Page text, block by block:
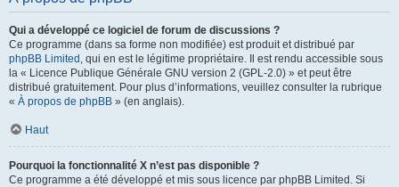
Qui a développé ce logiciel de forum de discussions ?
Ce programme (dans sa forme non modifiée) est produit et distribué par
phpBB Limited , qui en est le légitime propriétaire. Il est rendu accessible sous
la « Licence Publique Générale GNU version 2 (GPL-2.0) » et peut être
distribué gratuitement. Pour plus d’informations, veuillez consulter la rubrique
« À propos de phpBB » (en anglais).
Haut
Pourquoi la fonctionnalité X n’est pas disponible ?
Ce programme a été développé et mis sous licence par phpBB Limited. Si